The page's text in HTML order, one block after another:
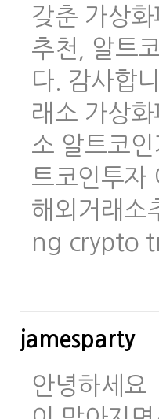
갖춘 가상
추천, 알트
다. 감사합
래소 가상
소 알트코
트코인투자
해외거래
ng crypto
jamesparty
안녕하세요